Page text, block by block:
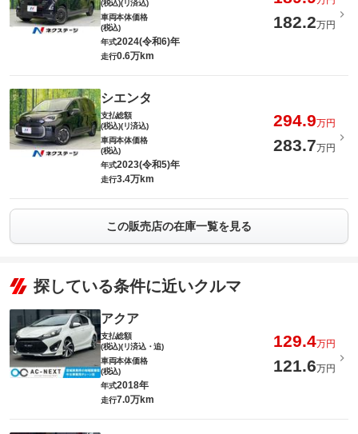
(税込)(リ済込)
車両本体価格
(税込)
182.2万円
年式2024(令和6)年
走行0.6万km
シエンタ
支払総額
(税込)(リ済込)
294.9万円
車両本体価格
(税込)
283.7万円
年式2023(令和5)年
走行3.4万km
この販売店の在庫一覧を見る
探している条件に近いクルマ
アクア
支払総額
(税込)(リ済込・追)
129.4万円
車両本体価格
(税込)
121.6万円
年式2018年
走行7.0万km